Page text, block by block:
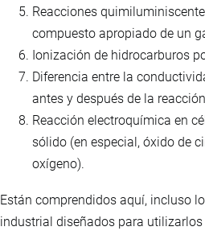
Reacciones
compuesto apropiado de un
Ionización de hidrocarburos
Diferencia entre la
antes y después de la
Reacción electroquímica en
sólido (en especial, óxido de
oxígeno).
Están comprendidos aquí, incluso
industrial diseñados para